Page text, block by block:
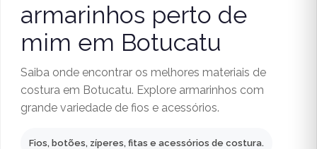
armarinhos perto de
mim em Botucatu
Saiba onde encontrar os melhores materiais de
costura em Botucatu. Explore armarinhos com
grande variedade de fios e acessórios.
Fios, botões, zíperes, fitas e acessórios de costura.